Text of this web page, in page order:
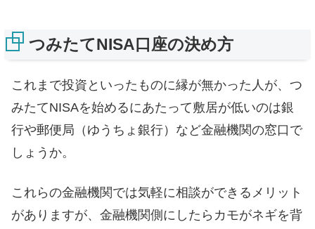
つみたてNISA口座の決め方
これまで投資といったものに縁が無かった人が、つ
みたてNISAを始めるにあたって敷居が低いのは銀
行や郵便局（ゆうちょ銀行）など金融機関の窓口で
しょうか。
これらの金融機関では気軽に相談ができるメリット
がありますが、金融機関側にしたらカモがネギを背